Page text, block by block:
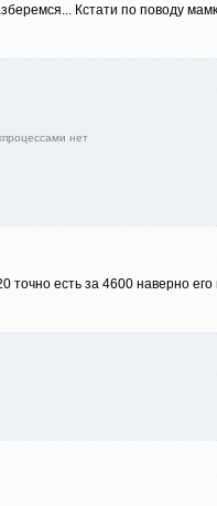
Кстати по поводу
нет
точно есть за 4600 наверно его